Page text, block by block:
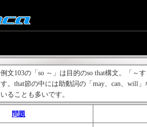
例文103の「so ～」は目的のso that構文。「
す。that節の中には助動詞の「may、can、will
いることも多いです。
問題